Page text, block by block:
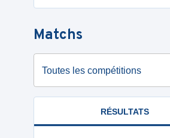
Matchs
Toutes les compétitions
RÉSULTATS